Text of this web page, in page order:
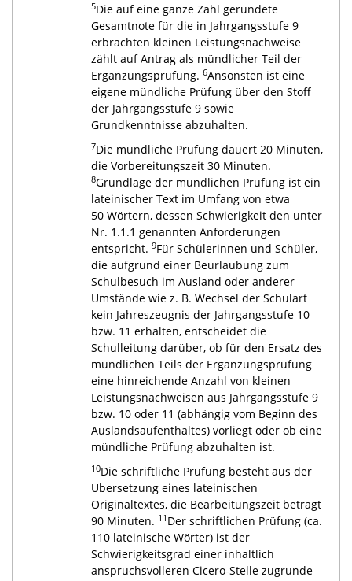
5Die auf eine ganze Zahl gerundete
Gesamtnote für die in Jahrgangsstufe 9
erbrachten kleinen Leistungsnachweise
zählt auf Antrag als mündlicher Teil der
Ergänzungsprüfung. 6Ansonsten ist eine
eigene mündliche Prüfung über den Stoff
der Jahrgangsstufe 9 sowie
Grundkenntnisse abzuhalten.
7Die mündliche Prüfung dauert 20 Minuten,
die Vorbereitungszeit 30 Minuten.
8Grundlage der mündlichen Prüfung ist ein
lateinischer Text im Umfang von etwa
50 Wörtern, dessen Schwierigkeit den unter
Nr. 1.1.1 genannten Anforderungen
entspricht. 9Für Schülerinnen und Schüler,
die aufgrund einer Beurlaubung zum
Schulbesuch im Ausland oder anderer
Umstände wie z. B. Wechsel der Schulart
kein Jahreszeugnis der Jahrgangsstufe 10
bzw. 11 erhalten, entscheidet die
Schulleitung darüber, ob für den Ersatz des
mündlichen Teils der Ergänzungsprüfung
eine hinreichende Anzahl von kleinen
Leistungsnachweisen aus Jahrgangsstufe 9
bzw. 10 oder 11 (abhängig vom Beginn des
Auslandsaufenthaltes) vorliegt oder ob eine
mündliche Prüfung abzuhalten ist.
10Die schriftliche Prüfung besteht aus der
Übersetzung eines lateinischen
Originaltextes, die Bearbeitungszeit beträgt
90 Minuten. 11 Der schriftlichen Prüfung (ca.
110 lateinische Wörter) ist der
Schwierigkeitsgrad einer inhaltlich
anspruchsvolleren Cicero-Stelle zugrunde